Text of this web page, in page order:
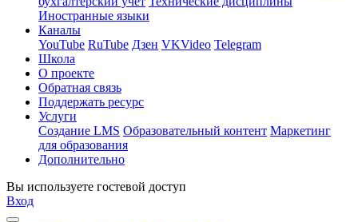
Иностранные языки
Каналы
YouTube RuTube Дзен VKVideo Telegram
Школа
О проекте
Обратная связь
Поддержать ресурс
Услуги
Создание LMS Образовательный контент Маркетинг
для образования
Дополнительно
Вы используете гостевой доступ
Вход